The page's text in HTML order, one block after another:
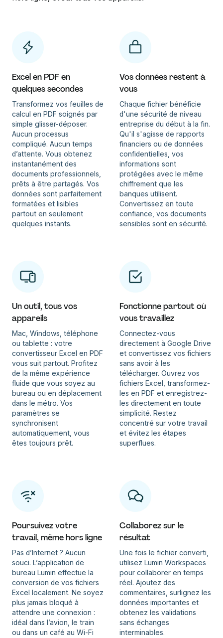
Excel en PDF en
quelques secondes
Transformez vos feuilles de
calcul en PDF soignés par
simple glisser-déposer.
Aucun processus
compliqué. Aucun temps
d’attente. Vous obtenez
instantanément des
documents professionnels,
prêts à être partagés. Vos
données sont parfaitement
formatées et lisibles
partout en seulement
quelques instants.
Vos données restent à
vous
Chaque fichier bénéficie
d'une sécurité de niveau
entreprise du début à la fin.
Qu'il s'agisse de rapports
financiers ou de données
confidentielles, vos
informations sont
protégées avec le même
chiffrement que les
banques utilisent.
Convertissez en toute
confiance, vos documents
sensibles sont en sécurité.
Un outil, tous vos
appareils
Mac, Windows, téléphone
ou tablette : votre
convertisseur Excel en PDF
vous suit partout. Profitez
de la même expérience
fluide que vous soyez au
bureau ou en déplacement
dans le métro. Vos
paramètres se
synchronisent
automatiquement, vous
êtes toujours prêt.
Fonctionne partout où
vous travaillez
Connectez-vous
directement à Google Drive
et convertissez vos fichiers
sans avoir à les
télécharger. Ouvrez vos
fichiers Excel, transformez-
les en PDF et enregistrez-
les directement en toute
simplicité. Restez
concentré sur votre travail
et évitez les étapes
superflues.
Poursuivez votre
travail, même hors ligne
Pas d’Internet ? Aucun
souci. L’application de
bureau Lumin effectue la
conversion de vos fichiers
Excel localement. Ne soyez
plus jamais bloqué à
attendre une connexion :
idéal dans l’avion, le train
ou dans un café au Wi-Fi
Collaborez sur le
résultat
Une fois le fichier converti,
utilisez Lumin Workspaces
pour collaborer en temps
réel. Ajoutez des
commentaires, surlignez les
données importantes et
obtenez les validations
sans échanges
interminables.